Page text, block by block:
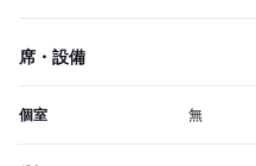
席・設備
個室 無